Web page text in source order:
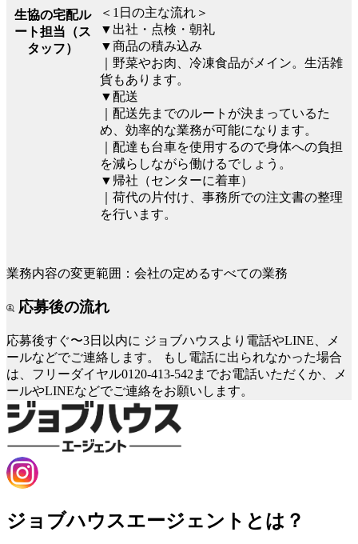
生協の宅配ル
ート担当（ス
タッフ）
＜1日の主な流れ＞
▼出社・点検・朝礼
▼商品の積み込み
｜野菜やお肉、冷凍食品がメイン。生活雑
貨もあります。
▼配送
｜配送先までのルートが決まっているた
め、効率的な業務が可能になります。
｜配達も台車を使用するので身体への負担
を減らしながら働けるでしょう。
▼帰社（センターに着車）
｜荷代の片付け、事務所での注文書の整理
を行います。
業務内容の変更範囲：会社の定めるすべての業務
応募後の流れ
応募後すぐ〜3日以内に ジョブハウスより電話やLINE、メ
ールなどでご連絡します。
もし電話に出られなかった場合
は、フリーダイヤル0120-413-542までお電話いただくか、メ
ールやLINEなどでご連絡をお願いします。
ジョブハウスエージェントとは？